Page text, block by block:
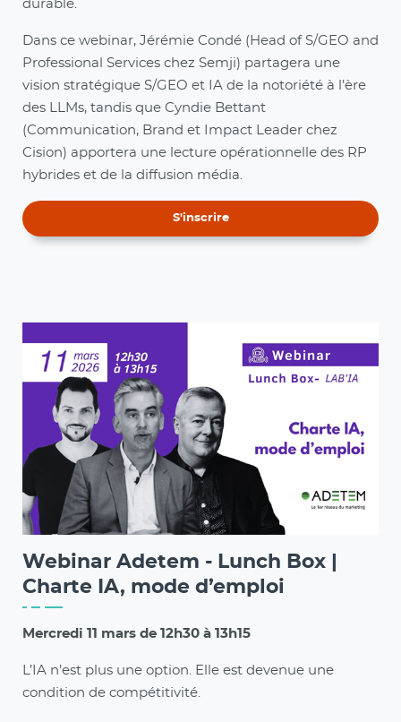
durable.
Dans ce webinar, Jérémie Condé (Head of S/GEO and
Professional Services chez Semji) partagera une
vision stratégique S/GEO et IA de la notoriété à l’ère
des LLMs, tandis que Cyndie Bettant
(Communication, Brand et Impact Leader chez
Cision) apportera une lecture opérationnelle des RP
hybrides et de la diffusion média.
S'inscrire
Webinar Adetem - Lunch Box |
Charte IA, mode d’emploi
Mercredi 11 mars de 12h30 à 13h15
L’IA n’est plus une option. Elle est devenue une
condition de compétitivité.